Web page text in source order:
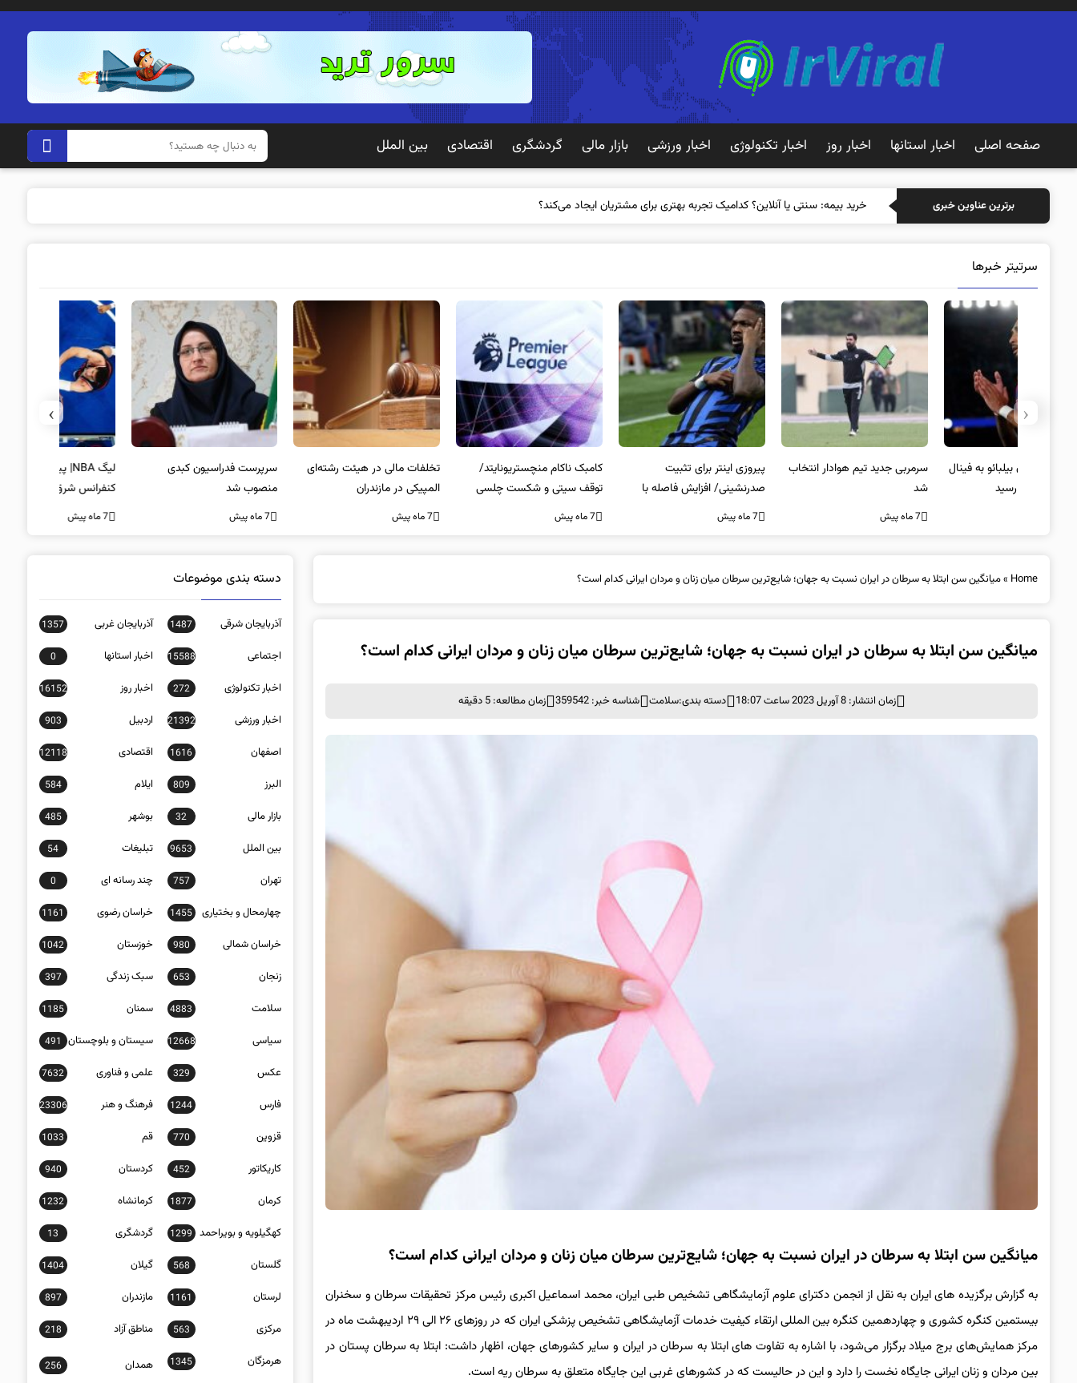
صفحه اصلی اخبار استانها اخبار روز اخبار تکنولوژی اخبار ورزشی بازار مالی گردشگری اقتصادی بین الملل
برترین عناوین خبری خرید
سرتیتر خبرها
سرمربی جدید تیم هوادار انتخاب
شد
پیروزی اینتر برای تثبیت
صدرنشینی/ افزایش فاصله با
کامبک ناکام منچستریونایتد/
توقف سیتی و شکست چلسی
تخلفات مالی در هیئت رشته‌ای
المپیکی در مازندران
سرپرست فدراسیون کبدی
منصوب شد
لیگ NBA| پیروزی صدرنشینان
کنفرانس شرق و شکست لیکرز در
‹
›
Home
»میانگین سن ابتلا به سرطان در ایران نسبت به جهان؛ شایع‌ترین سرطان میان زنان و مردان ایرانی کدام است؟
میانگین سن ابتلا به سرطان در ایران نسبت به جهان؛ شایع‌ترین سرطان میان زنان و مردان ایرانی کدام است؟
زمان انتشار: 8 آوریل 2023 ساعت 18:07 دسته بندی:سلامت شناسه خبر: 359542 زمان مطالعه: 5 دقیقه
میانگین سن ابتلا به سرطان در ایران نسبت به جهان؛ شایع‌ترین سرطان میان زنان و مردان ایرانی کدام است؟
به گزارش برگزیده های ایران به نقل از انجمن دکترای علوم آزمایشگاهی تشخیص طبی ایران، محمد اسماعیل اکبری رئیس مرکز تحقیقات سرطان و سخنران
بیستمین کنگره کشوری و چهاردهمین کنگره بین المللی ارتقاء کیفیت خدمات آزمایشگاهی تشخیص پزشکی ایران که در روزهای ۲۶ الی ۲۹ اردیبهشت ماه در
مرکز همایش‌های برج میلاد برگزار می‌شود، با اشاره به تفاوت های ابتلا به سرطان در ایران و سایر کشورهای جهان، اظهار داشت: ابتلا به سرطان پستان در
بین مردان و زنان ایرانی جایگاه نخست را دارد و این در حالیست که در کشورهای غربی این جایگاه متعلق به سرطان ریه است.
دسته بندی موضوعات
آذربایجان شرقی 1487 آذربایجان غربی 1357
اجتماعی 15588 اخبار استانها 0
اخبار تکنولوژی 272 اخبار روز 16152
اخبار ورزشی 21392 اردبیل 903
اصفهان 1616 اقتصادی 12118
البرز 809 ایلام 584
بازار مالی 32 بوشهر 485
بین الملل 9653 تبلیغات 54
تهران 757 چند رسانه ای 0
چهارمحال و بختیاری 1455 خراسان رضوی 1161
خراسان شمالی 980 خوزستان 1042
زنجان 653 سبک زندگی 397
سلامت 4883 سمنان 1185
سیاسی 12668 سیستان و بلوچستان 491
عکس 329 علمی و فناوری 7632
فارس 1244 فرهنگ و هنر 23306
قزوین 770 قم 1033
کاریکاتور 452 کردستان 940
کرمان 1877 کرمانشاه 1232
کهگیلویه و بویراحمد 1299 گردشگری 13
گلستان 568 گیلان 1404
لرستان 1161 مازندران 897
مرکزی 563 مناطق آزاد 218
هرمزگان 1345 همدان 256